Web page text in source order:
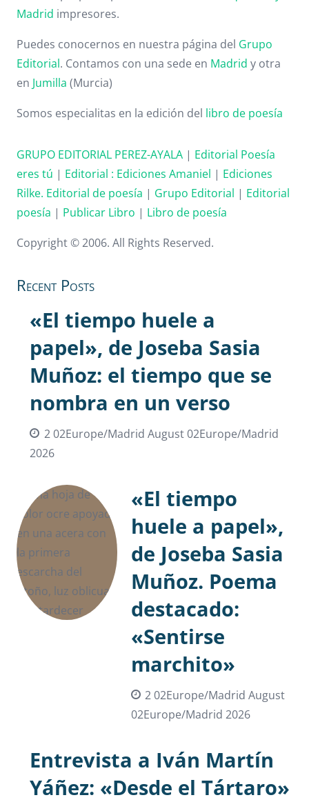
Madrid impresores.
Puedes conocernos en nuestra página del Grupo
Editorial. Contamos con una sede en Madrid y otra
en Jumilla (Murcia)
Somos especialitas en la edición del libro de poesía
GRUPO EDITORIAL PEREZ-AYALA | Editorial Poesía
eres tú | Editorial : Ediciones Amaniel | Ediciones
Rilke. Editorial de poesía | Grupo Editorial | Editorial
poesía | Publicar Libro | Libro de poesía
Copyright © 2006. All Rights Reserved.
Recent Posts
«El tiempo huele a
papel», de Joseba Sasia
Muñoz: el tiempo que se
nombra en un verso
2 02Europe/Madrid August 02Europe/Madrid
2026
«El tiempo
huele a papel»,
de Joseba Sasia
Muñoz. Poema
destacado:
«Sentirse
marchito»
2 02Europe/Madrid August
02Europe/Madrid 2026
Entrevista a Iván Martín
Yáñez: «Desde el Tártaro»